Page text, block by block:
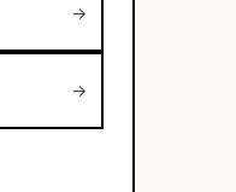
→
→